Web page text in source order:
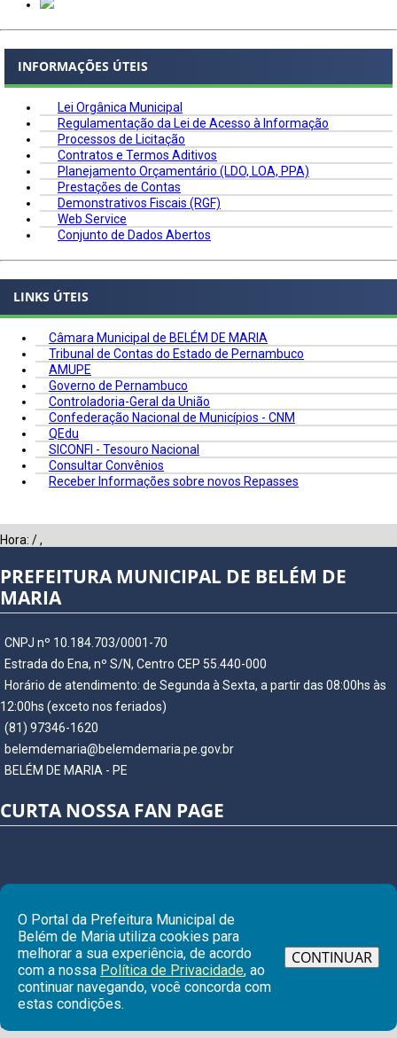
INFORMAÇÕES ÚTEIS
Lei Orgânica Municipal
Regulamentação da Lei de Acesso à Informação
Processos de Licitação
Contratos e Termos Aditivos
Planejamento Orçamentário (LDO, LOA, PPA)
Prestações de Contas
Demonstrativos Fiscais (RGF)
Web Service
Conjunto de Dados Abertos
LINKS ÚTEIS
Câmara Municipal de BELÉM DE MARIA
Tribunal de Contas do Estado de Pernambuco
AMUPE
Governo de Pernambuco
Controladoria-Geral da União
Confederação Nacional de Municípios - CNM
QEdu
SICONFI - Tesouro Nacional
Consultar Convênios
Receber Informações sobre novos Repasses
Hora: /,
PREFEITURA MUNICIPAL DE BELÉM DE
MARIA
CNPJ nº 10.184.703/0001-70
Estrada do Ena, nº S/N, Centro CEP 55.440-000
Horário de atendimento: de Segunda à Sexta, a partir das 08:00hs às
12:00hs (exceto nos feriados)
(81) 97346-1620
belemdemaria@belemdemaria.pe.gov.br
BELÉM DE MARIA - PE
CURTA NOSSA FAN PAGE
© Copyright 2026 Prefeitura Municipal de BELÉM DE MARIA | Todos os
direitos reservados
O Portal da Prefeitura Municipal de
Belém de Maria utiliza cookies para
melhorar a sua experiência, de acordo
com a nossa Política de Privacidade, ao
continuar navegando, você concorda com
estas condições.
CONTINUAR